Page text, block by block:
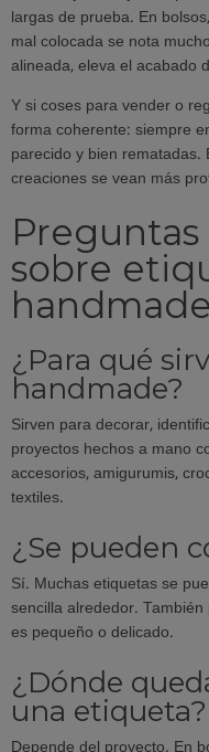
largas de prueba. En
mal colocada se nota
alineada, eleva el acabado
Y si coses para vender o
forma coherente: siempre
parecido y bien
creaciones se vean más
sobre
handmade
¿Para qué
handmade?
Sirven para decorar,
proyectos hechos a mano
accesorios, amigurumis,
textiles.
¿Se pueden
Sí. Muchas etiquetas se
sencilla alrededor.
es pequeño o delicado.
¿Dónde
una etiqueta?